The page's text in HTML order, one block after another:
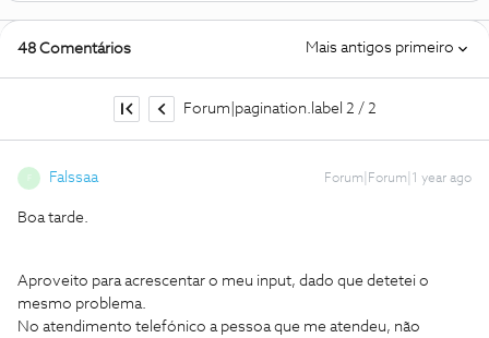
48 Comentários Mais antigos primeiro
Forum|pagination.label 2 / 2
Falssaa Forum|Forum|1 year ago
Boa tarde.
Aproveito para acrescentar o meu input, dado que detetei o
mesmo problema.
No atendimento telefónico a pessoa que me atendeu, não